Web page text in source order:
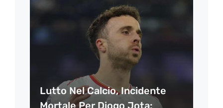
Lutto Nel Calcio, Incidente
Mortale Per Diogo Jota: